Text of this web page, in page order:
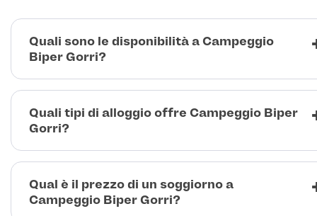
Quali sono le disponibilità a Campeggio
Biper Gorri?
Quali tipi di alloggio offre Campeggio Biper
Gorri?
Qual è il prezzo di un soggiorno a
Campeggio Biper Gorri?